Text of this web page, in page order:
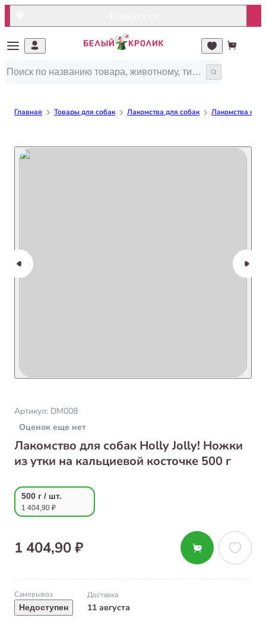
Главная Товары для собак Лакомства для собак Лакомства
Артикул: DM008
Оценок еще нет
Лакомство для собак Holly Jolly! Ножки
из утки на кальциевой косточке 500 г
500 г / шт.
1 404,90 ₽
1 404,90 ₽
Самовывоз
Недоступен
Доставка
11 августа